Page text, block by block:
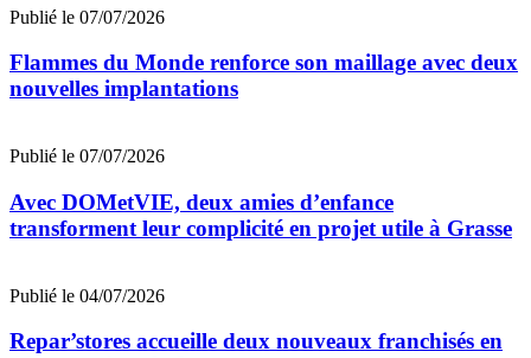
Publié le 07/07/2026
Flammes du Monde renforce son maillage avec deux
nouvelles implantations
Publié le 07/07/2026
Avec DOMetVIE, deux amies d’enfance
transforment leur complicité en projet utile à Grasse
Publié le 04/07/2026
Repar’stores accueille deux nouveaux franchisés en